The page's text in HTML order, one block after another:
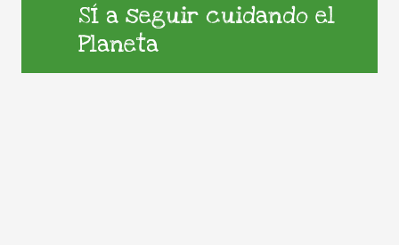
SÍ a seguir cuidando el
Planeta